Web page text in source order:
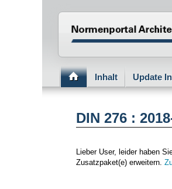
Normenportal
Inhalt Update
DIN 276 :
Lieber User, leider haben
Zusatzpaket(e) erweitern.